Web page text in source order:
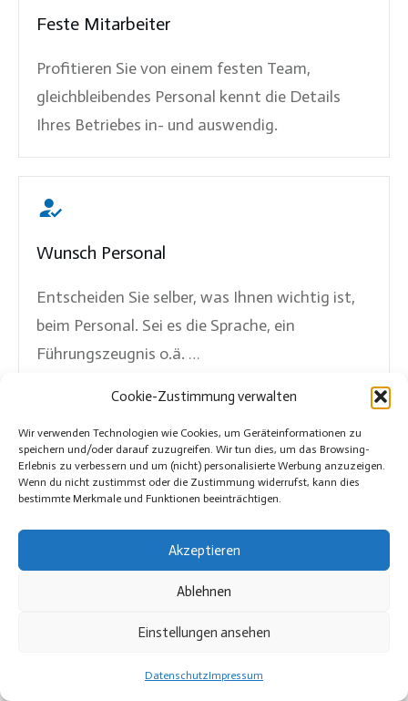
Cookie-Zustimmung verwalten
Wir verwenden Technologien wie Cookies, um Geräteinformationen zu
speichern und/oder darauf zuzugreifen. Wir tun dies, um das Browsing-
Erlebnis zu verbessern und um (nicht) personalisierte Werbung anzuzeigen.
Wenn du nicht zustimmst oder die Zustimmung widerrufst, kann dies
bestimmte Merkmale und Funktionen beeinträchtigen.
Akzeptieren
Ablehnen
Einstellungen ansehen
DatenschutzImpressum
Feste Mitarbeiter
Profitieren Sie von einem festen Team,
gleichbleibendes Personal kennt die Details
Ihres Betriebes in- und auswendig.
Wunsch Personal
Entscheiden Sie selber, was Ihnen wichtig ist,
beim Personal. Sei es die Sprache, ein
Führungszeugnis o.ä. …
Wunsch Zeiten
Sie haben die freie Wahl. Soll Ihr Betrieb
morgens, abends oder nur am Wochenende